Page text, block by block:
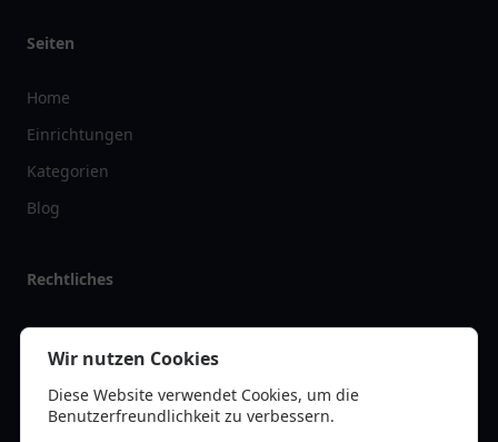
Seiten
Home
Einrichtungen
Kategorien
Blog
Rechtliches
Impressum
Datenschutz
Kontakt
Wir nutzen Cookies
Diese Website verwendet Cookies, um die
Benutzerfreundlichkeit zu verbessern.